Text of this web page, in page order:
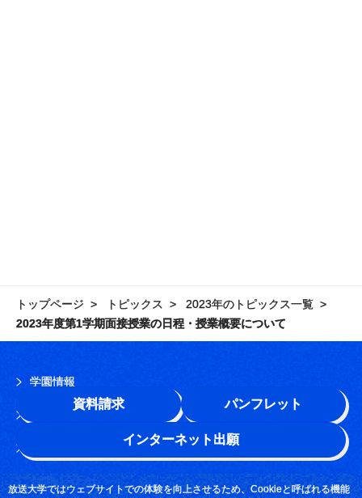
放送大学ではウェブサイトでの体験を向上させるため、Cookieと呼ばれる機能
資料請求 パンフレット
インターネット出願
トップページ トピックス
2023年のトピックス一覧
2023年度第1学期面接授業の日程・授業概要について
学園情報
このサイトについて
お問い合わせ